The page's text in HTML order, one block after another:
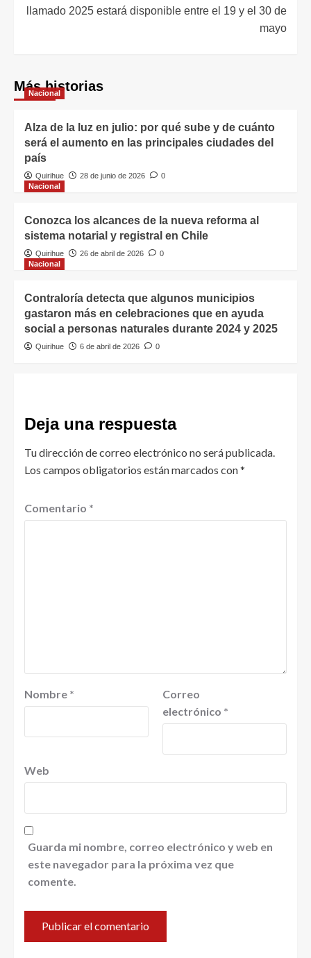
llamado 2025 estará disponible entre el 19 y el 30 de
mayo
Más historias
Nacional
Alza de la luz en julio: por qué sube y de cuánto
será el aumento en las principales ciudades del
país
Quirihue 28 de junio de 2026
0
Nacional
Conozca los alcances de la nueva reforma al
sistema notarial y registral en Chile
Quirihue 26 de abril de 2026
0
Nacional
Contraloría detecta que algunos municipios
gastaron más en celebraciones que en ayuda
social a personas naturales durante 2024 y 2025
Quirihue 6 de abril de 2026 0
Deja una respuesta
Tu dirección de correo electrónico no será publicada.
Los campos obligatorios están marcados con*
Comentario *
Nombre *
Correo
electrónico *
Web
Guarda mi nombre, correo electrónico y web en
este navegador para la próxima vez que
comente.